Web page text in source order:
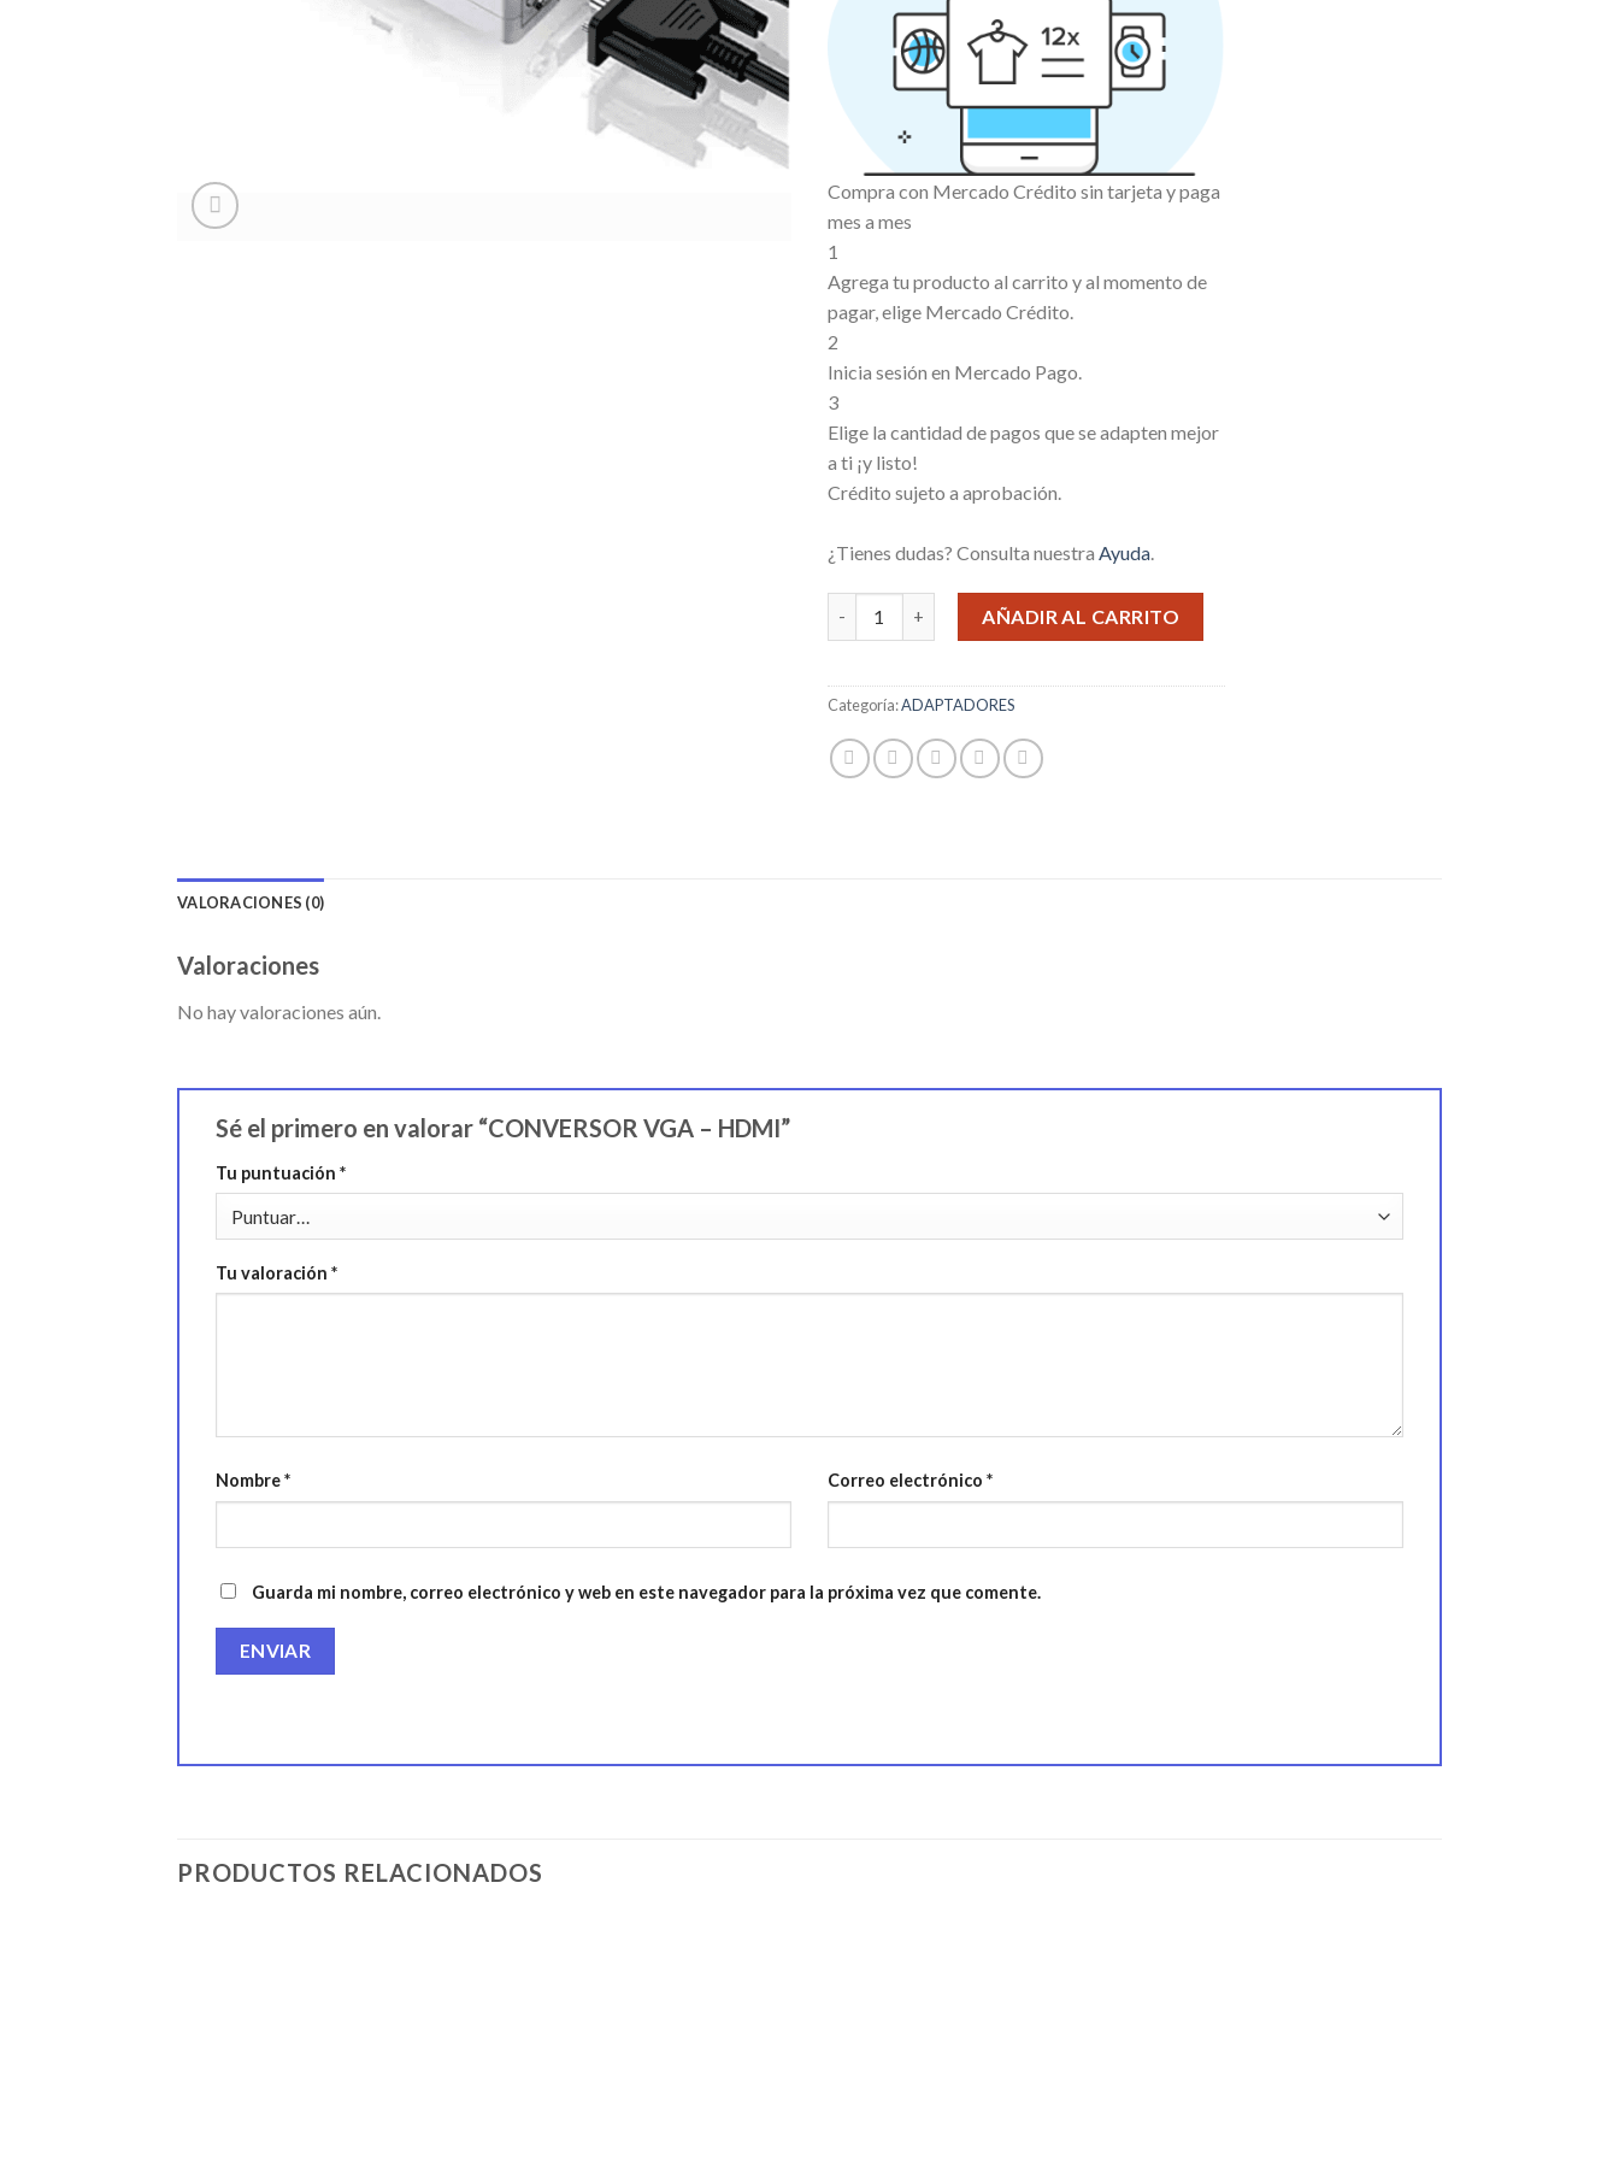
Compra con Mercado Crédito sin tarjeta y paga
mes a mes
1
Agrega tu producto al carrito y al momento de
pagar, elige Mercado Crédito.
2
Inicia sesión en Mercado Pago.
3
Elige la cantidad de pagos que se adapten mejor
a ti ¡y listo!
Crédito sujeto a aprobación.
¿Tienes dudas? Consulta nuestra Ayuda.
CONVERSOR VGA – HDMI cantidad
AÑADIR AL CARRITO
Categoría:ADAPTADORES
VALORACIONES (0)
Valoraciones
No hay valoraciones aún.
Sé el primero en valorar “CONVERSOR VGA – HDMI”
Tu puntuación *
Tu valoración *
Nombre* Correo electrónico *
Guarda mi nombre, correo electrónico y web en este navegador para la próxima vez que comente.
PRODUCTOS RELACIONADOS